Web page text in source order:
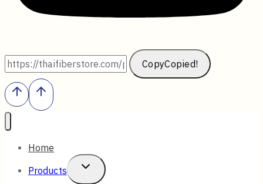
CopyCopied!
Home
Products
Toggle